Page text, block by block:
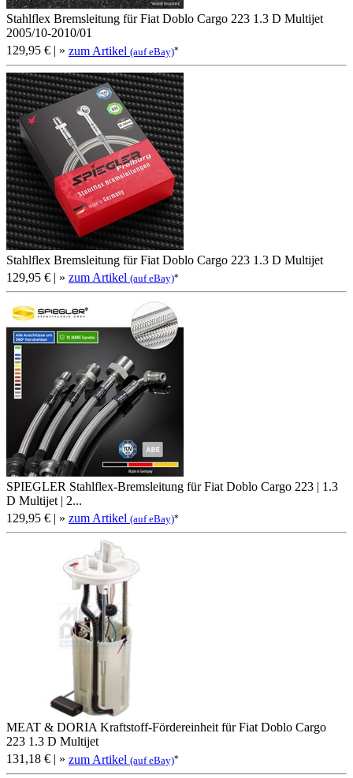
Stahlflex Bremsleitung für Fiat Doblo Cargo 223 1.3 D Multijet
2005/10-2010/01
129,95 € | » zum Artikel (auf eBay)*
Stahlflex Bremsleitung für Fiat Doblo Cargo 223 1.3 D Multijet
129,95 € | » zum Artikel (auf eBay)*
SPIEGLER Stahlflex-Bremsleitung für Fiat Doblo Cargo 223 | 1.3
D Multijet | 2...
129,95 € | » zum Artikel (auf eBay)*
MEAT & DORIA Kraftstoff-Fördereinheit für Fiat Doblo Cargo
223 1.3 D Multijet
131,18 € | » zum Artikel (auf eBay)*